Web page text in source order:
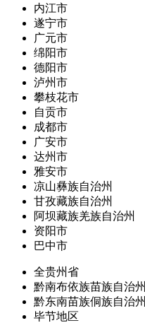
内江市
遂宁市
广元市
绵阳市
德阳市
泸州市
攀枝花市
自贡市
成都市
广安市
达州市
雅安市
凉山彝族自治州
甘孜藏族自治州
阿坝藏族羌族自治州
资阳市
巴中市
全贵州省
黔南布依族苗族自治州
黔东南苗族侗族自治州
毕节地区